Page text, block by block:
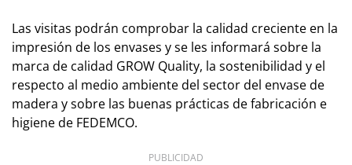
Las visitas podrán comprobar la calidad creciente en la
impresión de los envases y se les informará sobre la
marca de calidad GROW Quality, la sostenibilidad y el
respecto al medio ambiente del sector del envase de
madera y sobre las buenas prácticas de fabricación e
higiene de FEDEMCO.
PUBLICIDAD